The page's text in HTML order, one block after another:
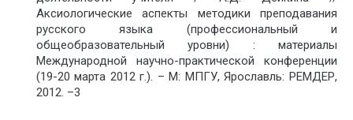
Аксиологические аспекты методики преподавания
русского языка (профессиональный и
общеобразовательный уровни) : материалы
Международной научно-практической конференции
(19-20 марта 2012 г.). – М: МПГУ, Ярославль: РЕМДЕР,
2012. –3